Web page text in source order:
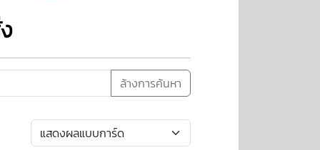
ล้างการค้นหา